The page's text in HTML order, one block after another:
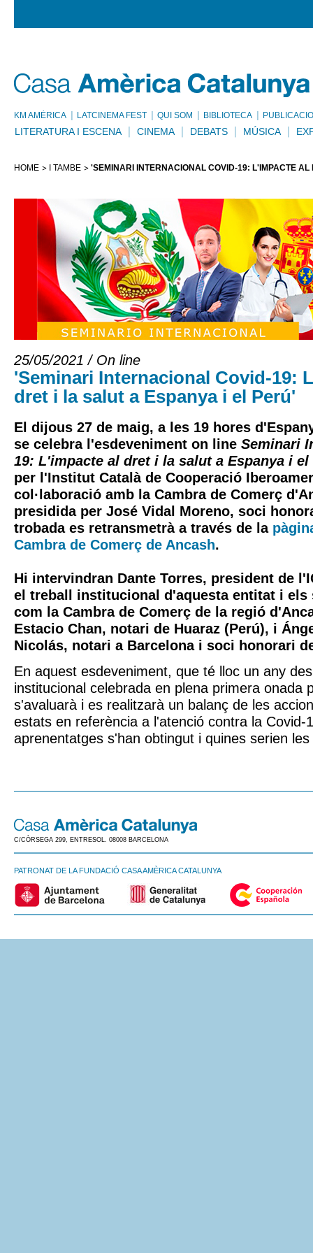
KM AMÈRICA LATCINEMA FEST QUI SOM BIBLIOTECA
LITERATURA I ESCENA CINEMA DEBATS MÚSICA
HOME I TAMBÉ 'SEMINARI INTERNACIONAL COVID-19: L'IMPACTE
25/05/2021 / On line
'Seminari Internacional Covid-19:
dret i la salut a Espanya i el Perú'
El dijous 27 de maig, a les 19 hores
se celebra l'esdeveniment on line Seminari
19: L'impacte al dret i la salut a Espanya i el
per l'Institut Català de Cooperació
col·laboració amb la Cambra de Comerç
presidida per José Vidal Moreno, soci
trobada es retransmetrà a través de la
Cambra de Comerç de Ancash.
Hi intervindran Dante Torres, president de
el treball institucional d'aquesta entitat i els
com la Cambra de Comerç de la regió
Estacio Chan, notari de Huaraz (Perú), i
Nicolás, notari a Barcelona i soci honorari
En aquest esdeveniment, que té lloc un any
institucional celebrada en plena primera onada
s'avaluarà i es realitzarà un balanç de les
estats en referència a l'atenció contra la Covid-
aprenentatges s'han obtingut i quines serien
C/CÒRSEGA 299, ENTRESOL. 08008 BARCELONA
PATRONAT DE LA FUNDACIÓ CASA AMÈRICA CATALUNYA